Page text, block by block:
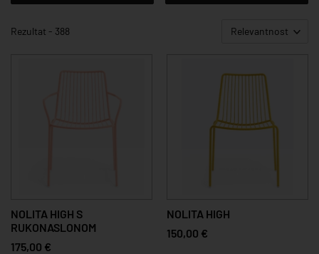
Rezultat - 388 Relevantnost
NOLITA HIGH S
RUKONASLONOM
175,00 €
NOLITA HIGH
150,00 €